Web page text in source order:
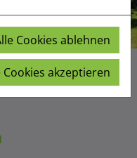
Cookies ablehnen
Cookies akzeptieren